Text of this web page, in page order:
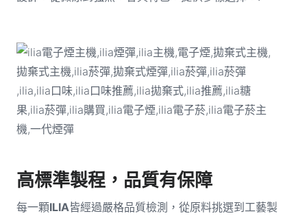
高標準製程，品質有保障
每一顆ILIA皆經過嚴格品質檢測，從原料挑選到工藝製